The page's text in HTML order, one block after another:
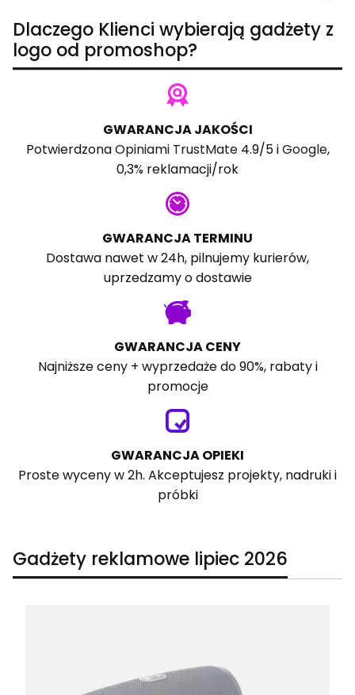
Dlaczego Klienci wybierają gadżety z
logo od promoshop?
GWARANCJA JAKOŚCI
PotwierdzonaOpiniami TrustMate4.9/5 iGoogle,
0,3% reklamacji/rok
GWARANCJA TERMINU
Dostawa nawet w 24h, pilnujemy kurierów,
uprzedzamy o dostawie
GWARANCJA CENY
Najniższe ceny + wyprzedaże do 90%, rabaty i
promocje
GWARANCJA OPIEKI
Proste wyceny w 2h. Akceptujesz projekty, nadruki i
próbki
Gadżety reklamowe lipiec 2026